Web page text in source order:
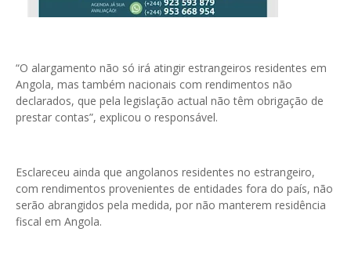
“O alargamento não só irá atingir estrangeiros residentes em
Angola, mas também nacionais com rendimentos não
declarados, que pela legislação actual não têm obrigação de
prestar contas”, explicou o responsável.
Esclareceu ainda que angolanos residentes no estrangeiro,
com rendimentos provenientes de entidades fora do país, não
serão abrangidos pela medida, por não manterem residência
fiscal em Angola.